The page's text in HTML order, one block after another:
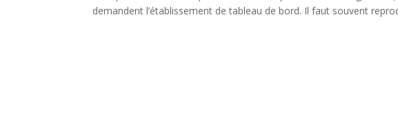
demandent l’établissement de tableau de bord. Il faut souvent